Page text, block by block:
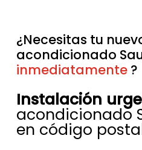
¿Necesitas tu
acondicionado
sin esperas?
Instalación
acondicionado
en código